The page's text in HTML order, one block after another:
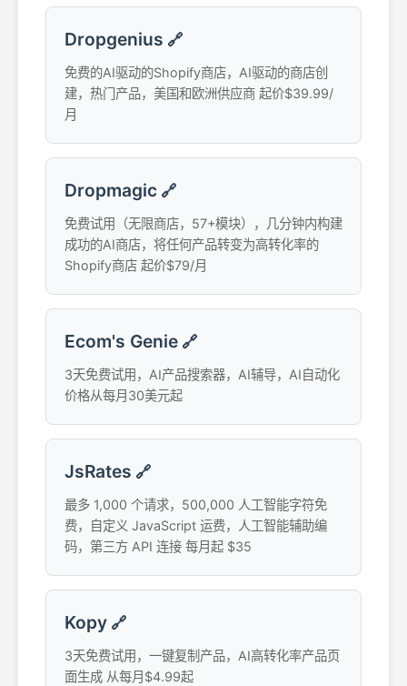
Dropgenius 🔗
免费的AI驱动的Shopify商店，AI驱动的商店创
建，热门产品，美国和欧洲供应商 起价$39.99/
月
Dropmagic 🔗
免费试用（无限商店，57+模块），几分钟内构建
成功的AI商店，将任何产品转变为高转化率的
Shopify商店 起价$79/月
Ecom's Genie 🔗
3天免费试用，AI产品搜索器，AI辅导，AI自动化
价格从每月30美元起
JsRates 🔗
最多 1,000 个请求，500,000 人工智能字符免
费，自定义 JavaScript 运费，人工智能辅助编
码，第三方 API 连接 每月起 $35
Kopy 🔗
3天免费试用，一键复制产品，AI高转化率产品页
面生成 从每月$4.99起